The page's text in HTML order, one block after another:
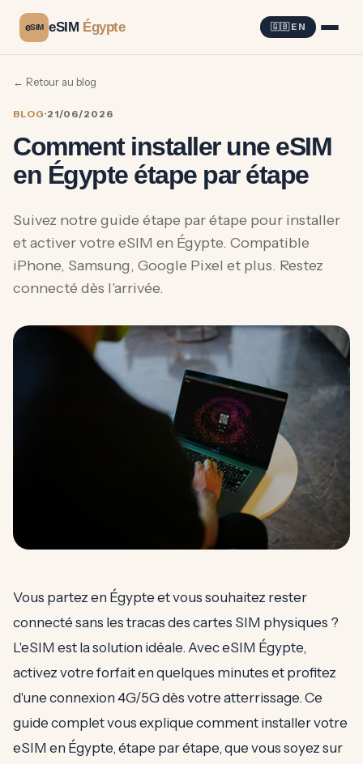
eSIM eSIM Égypte 🇬🇧 EN
← Retour au blog
BLOG·21/06/2026
Comment installer une eSIM
en Égypte étape par étape
Suivez notre guide étape par étape pour installer
et activer votre eSIM en Égypte. Compatible
iPhone, Samsung, Google Pixel et plus. Restez
connecté dès l'arrivée.
Vous partez en Égypte et vous souhaitez rester
connecté sans les tracas des cartes SIM physiques ?
L'eSIM est la solution idéale. Avec eSIM Égypte,
activez votre forfait en quelques minutes et profitez
d'une connexion 4G/5G dès votre atterrissage. Ce
guide complet vous explique comment installer votre
eSIM en Égypte, étape par étape, que vous soyez sur